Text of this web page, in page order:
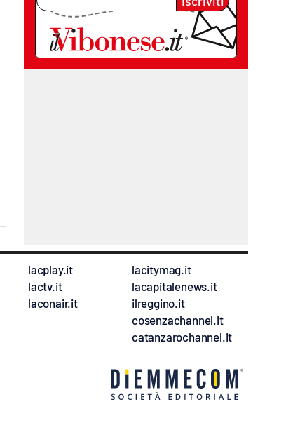
lacplay.it
lactv.it
laconair.it
lacitymag.it
lacapitalenews.it
ilreggino.it
cosenzachannel.it
catanzarochannel.it